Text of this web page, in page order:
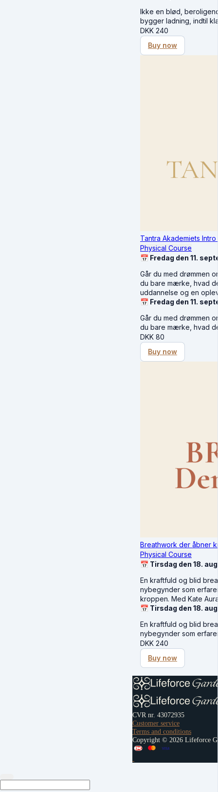
Ikke en blød,
bygger ladning, indtil
DKK 240
Buy now
Tantra Akademiets
Physical Course
📅 Fredag den 11.
Går du med drømmen
du bare mærke, hvad
uddannelse og en
📅 Fredag den 11.
Går du med drømmen
du bare mærke, hvad
DKK 80
Buy now
Breathwork der åbner
Physical Course
📅 Tirsdag den 18.
En kraftfuld og blid
nybegynder som
kroppen. Med Kate
📅 Tirsdag den 18.
En kraftfuld og blid
nybegynder som
DKK 240
Buy now
CVR nr. 43072935
Customer service
Terms and conditions
Copyright © 2026 Lifeforce